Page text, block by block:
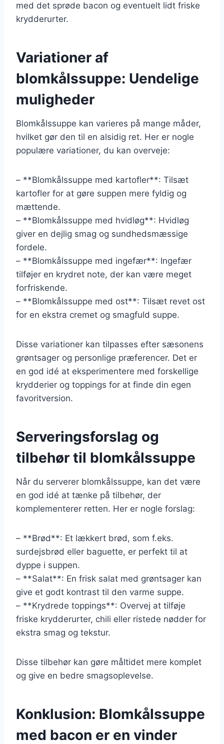
med det sprøde bacon og eventuelt lidt friske
krydderurter.
Variationer af
blomkålssuppe: Uendelige
muligheder
Blomkålssuppe kan varieres på mange måder,
hvilket gør den til en alsidig ret. Her er nogle
populære variationer, du kan overveje:
– **Blomkålssuppe med kartofler**: Tilsæt
kartofler for at gøre suppen mere fyldig og
mættende.
– **Blomkålssuppe med hvidløg**: Hvidløg
giver en dejlig smag og sundhedsmæssige
fordele.
– **Blomkålssuppe med ingefær**: Ingefær
tilføjer en krydret note, der kan være meget
forfriskende.
– **Blomkålssuppe med ost**: Tilsæt revet ost
for en ekstra cremet og smagfuld suppe.
Disse variationer kan tilpasses efter sæsonens
grøntsager og personlige præferencer. Det er
en god idé at eksperimentere med forskellige
krydderier og toppings for at finde din egen
favoritversion.
Serveringsforslag og
tilbehør til blomkålssuppe
Når du serverer blomkålssuppe, kan det være
en god idé at tænke på tilbehør, der
komplementerer retten. Her er nogle forslag:
– **Brød**: Et lækkert brød, som f.eks.
surdejsbrød eller baguette, er perfekt til at
dyppe i suppen.
– **Salat**: En frisk salat med grøntsager kan
give et godt kontrast til den varme suppe.
– **Krydrede toppings**: Overvej at tilføje
friske krydderurter, chili eller ristede nødder for
ekstra smag og tekstur.
Disse tilbehør kan gøre måltidet mere komplet
og give en bedre smagsoplevelse.
Konklusion: Blomkålssuppe
med bacon er en vinder